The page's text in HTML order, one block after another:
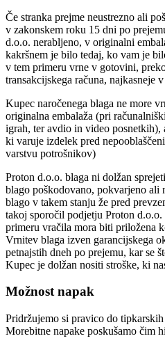
Če stranka prejme neustrezno ali
v zakonskem roku 15 dni po
d.o.o. nerabljeno, v originalni
kakršnem je bilo tedaj, ko vam je
v tem primeru vrne v gotovini,
transakcijskega računa, najkasneje
Kupec naročenega blaga ne more
originalna embalaža (pri
igrah, ter avdio in video posnetkih),
ki varuje izdelek pred
varstvu potrošnikov)
Proton d.o.o. blaga ni dolžan
blago poškodovano, pokvarjeno ali
blago v takem stanju že pred
takoj sporočil podjetju Proton
primeru vračila mora biti priložena
Vrnitev blaga izven garancijskega
petnajstih dneh po prejemu, kar se
Kupec je dolžan nositi stroške, ki
Možnost napak
Pridržujemo si pravico do
Morebitne napake poskušamo čim